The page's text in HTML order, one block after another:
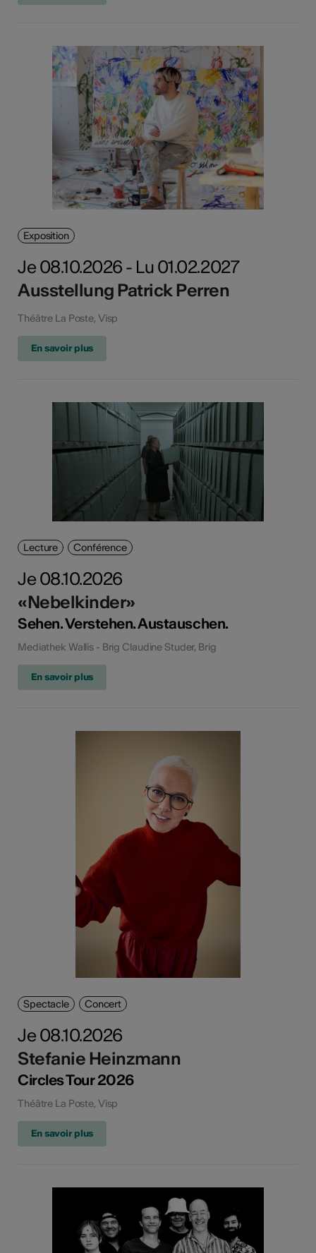
Exposition
Je 08.10.2026 - Lu 01.02.2027
Ausstellung Patrick Perren
Théâtre La Poste, Visp
En savoir plus
Lecture Conférence
Je 08.10.2026
«Nebelkinder»
Sehen. Verstehen. Austauschen.
Mediathek Wallis - Brig Claudine Studer, Brig
En savoir plus
Spectacle Concert
Je 08.10.2026
Stefanie Heinzmann
Circles Tour 2026
Théâtre La Poste, Visp
En savoir plus